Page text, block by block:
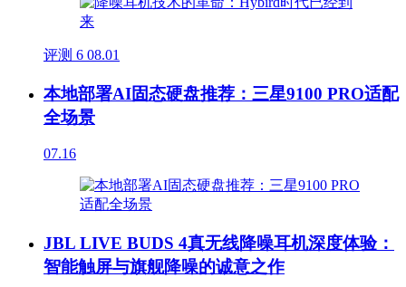
评测 6 08.01
本地部署AI固态硬盘推荐：三星9100 PRO适配
全场景
07.16
JBL LIVE BUDS 4真无线降噪耳机深度体验：
智能触屏与旗舰降噪的诚意之作